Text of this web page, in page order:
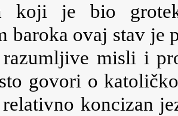
koji je bio
baroka ovaj stav je
misli i
govori o
koncizan